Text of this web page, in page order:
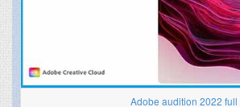
Adobe audition 2022 full